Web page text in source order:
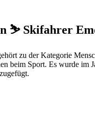
⛷️ Skifahrer
zu der Kategorie
beim Sport. Es wurde im